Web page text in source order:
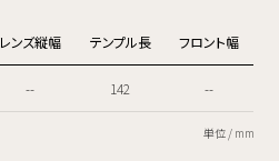
レンズ縦幅 テンプル長 フロント幅
-- 142 --
単位 / mm